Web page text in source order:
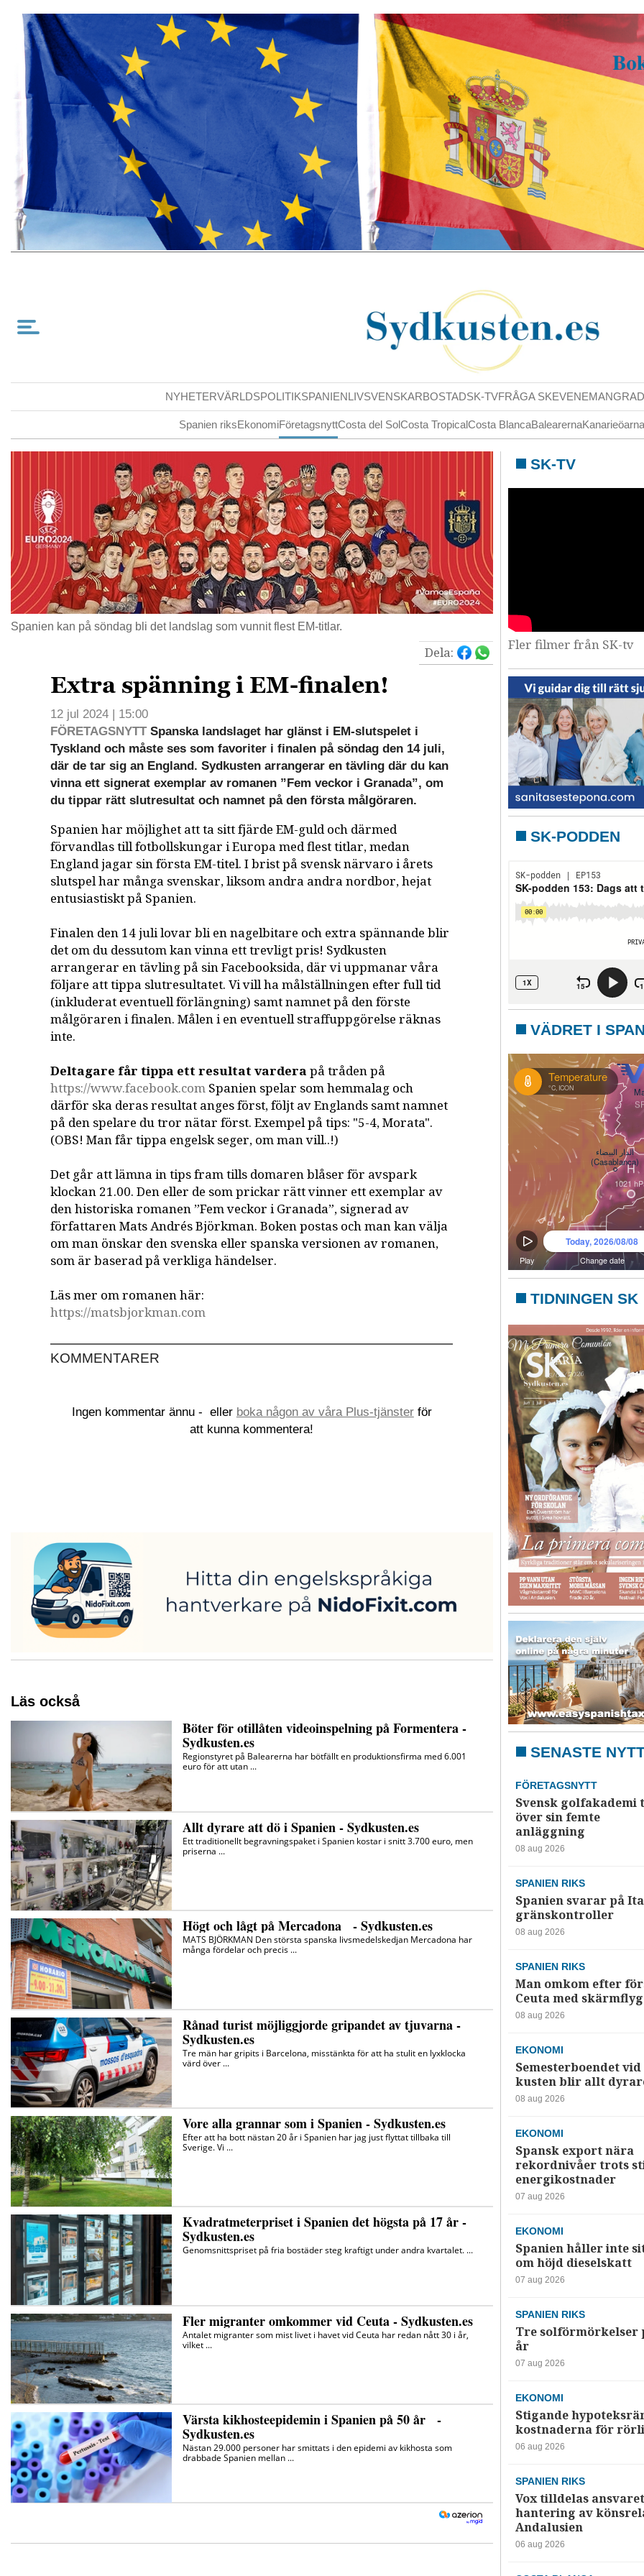
NYHETERVÄRLDSPOLITIKSPANIENLIVSVENSKARBOSTADSK-TVFRÅGA SKEVENEMANG
Spanien riksEkonomiFöretagsnyttCosta del SolCosta TropicalCosta BlancaBalearerna
Spanien kan på söndag bli det landslag som vunnit flest EM-titlar.
Dela:
Extra spänning i EM-finalen!
12 jul 2024 | 15:00
FÖRETAGSNYTTSpanska landslaget har glänst i EM-slutspelet i
Tyskland och måste ses som favoriter i finalen på söndag den 14 juli,
där de tar sig an England. Sydkusten arrangerar en tävling där du kan
vinna ett signerat exemplar av romanen ”Fem veckor i Granada”, om
du tippar rätt slutresultat och namnet på den första målgöraren.
Spanien har möjlighet att ta sitt fjärde EM-guld och därmed
förvandlas till fotbollskungar i Europa med flest titlar, medan
England jagar sin första EM-titel. I brist på svensk närvaro i årets
slutspel har många svenskar, liksom andra andra nordbor, hejat
entusiastiskt på Spanien.
Finalen den 14 juli lovar bli en nagelbitare och extra spännande blir
det om du dessutom kan vinna ett trevligt pris! Sydkusten
arrangerar en tävling på sin Facebooksida, där vi uppmanar våra
följare att tippa slutresultatet. Vi vill ha målställningen efter full tid
(inkluderat eventuell förlängning) samt namnet på den förste
målgöraren i finalen. Målen i en eventuell straffuppgörelse räknas
inte.
Deltagare får tippa ett resultat vardera på tråden på
https://www.facebook.com Spanien spelar som hemmalag och
därför ska deras resultat anges först, följt av Englands samt namnet
på den spelare du tror nätar först. Exempel på tips: "5-4, Morata".
(OBS! Man får tippa engelsk seger, om man vill..!)
Det går att lämna in tips fram tills domaren blåser för avspark
klockan 21.00. Den eller de som prickar rätt vinner ett exemplar av
den historiska romanen ”Fem veckor i Granada”, signerad av
författaren Mats Andrés Björkman. Boken postas och man kan välja
om man önskar den svenska eller spanska versionen av romanen,
som är baserad på verkliga händelser.
Läs mer om romanen här:
https://matsbjorkman.com
KOMMENTARER
Ingen kommentar ännu - eller boka någon av våra Plus-tjänsterför
att kunna kommentera!
SK-TV
Fler filmer från SK-tv
SK-PODDEN
VÄDRET I
TIDNINGEN SK
SENASTE
FÖRETAGSNYTT
Svensk golfakademi
över sin femte
anläggning
08 aug 2026
SPANIEN RIKS
Spanien svarar på
gränskontroller
08 aug 2026
SPANIEN RIKS
Man omkom efter
Ceuta med
08 aug 2026
EKONOMI
Semesterboendet
kusten blir allt
08 aug 2026
EKONOMI
Spansk export nära
rekordnivåer trots
energikostnader
07 aug 2026
EKONOMI
Spanien håller inte
om höjd dieselskatt
07 aug 2026
SPANIEN RIKS
Tre solförmörkelser
år
07 aug 2026
EKONOMI
Stigande
kostnaderna för
06 aug 2026
SPANIEN RIKS
Vox tilldelas
hantering av
Andalusien
06 aug 2026